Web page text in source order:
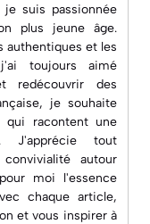
suis passionnée
plus jeune âge.
authentiques et les
toujours aimé
redécouvrir des
, je souhaite
qui racontent une
J'apprécie tout
autour
moi l'essence
chaque article,
et vous inspirer à